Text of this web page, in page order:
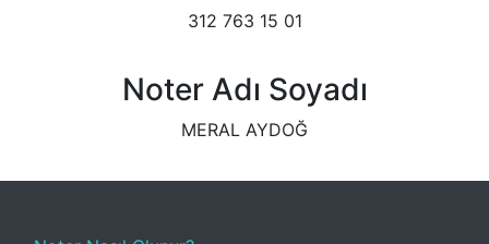
312 763 15 01
Noter Adı Soyadı
MERAL AYDOĞ